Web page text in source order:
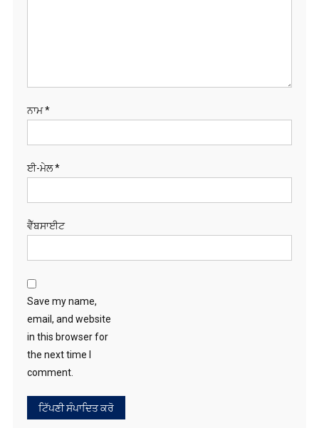
ਨਾਮ*
ਈ-ਮੇਲ*
ਵੈੱਬਸਾਈਟ
Save my name,
email, and website
in this browser for
the next time I
comment.